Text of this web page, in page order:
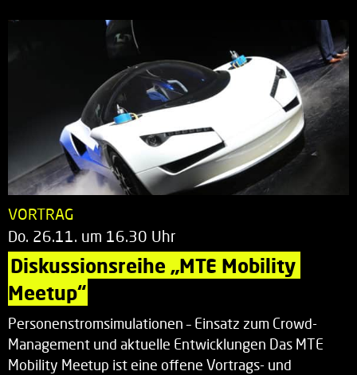
VORTRAG
Do. 26.11. um 16.30 Uhr
Diskussionsreihe „MTE Mobility
Meetup“
Personenstromsimulationen – Einsatz zum Crowd-
Management und aktuelle Entwicklungen Das MTE
Mobility Meetup ist eine offene Vortrags- und